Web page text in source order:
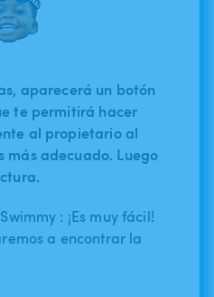
aparecerá un botón
te permitirá hacer
al propietario al
más adecuado. Luego
: ¡Es muy fácil!
a encontrar la